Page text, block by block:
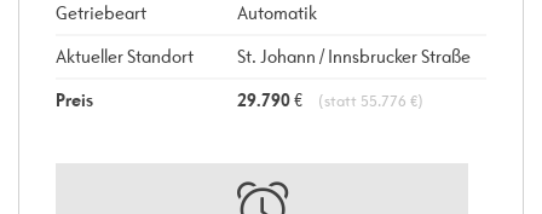
Getriebeart
Automatik
Aktueller Standort
St. Johann / Innsbrucker Straße
Preis
29.790€ (statt 55.776 €)